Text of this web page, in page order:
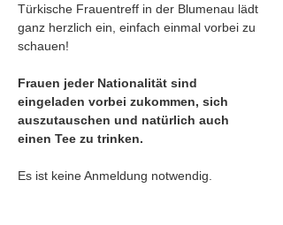
Türkische Frauentreff in der Blumenau lädt
ganz herzlich ein, einfach einmal vorbei zu
schauen!
Frauen jeder Nationalität sind
eingeladen vorbei zukommen, sich
auszutauschen und natürlich auch
einen Tee zu trinken.
Es ist keine Anmeldung notwendig.